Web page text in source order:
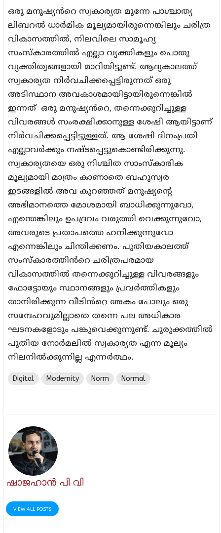
ഒരു മനുഷ്യൻറെ സ്വകാര്യത മുന്നേ പാശ്ചാത്യ
ലിബറൽ ധാർമിക മൂല്യമായിരുന്നെങ്കിലും ചരിത്ര
വികാസത്തിൽ, നിലവിലെ സാമൂഹ്യ
സംസ്കാരത്തിൽ എല്ലാ വ്യക്തികളും പൊതു
വ്യക്തിത്വങ്ങളായി മാറിയിട്ടുണ്ട്. ആദ്യകാലത്ത്
സ്വകാര്യത നിർവചിക്കപ്പെട്ടിരുന്നത് ഒരു
അടിസ്ഥാന അവകാശമായിട്ടായിരുന്നെങ്കിൽ
ഇന്നത് ഒരു മനുഷ്യൻറെ, തന്നെക്കുറിച്ചുള്ള
വിവരങ്ങൾ സംരക്ഷിക്കാനുള്ള ശേഷി ആയിട്ടാണ്
നിർവചിക്കപ്പെട്ടിട്ടുള്ളത്. ആ ശേഷി ദിനംപ്രതി
എല്ലാവർക്കും നഷ്ടപ്പെട്ടുകൊണ്ടിരിക്കുന്നു.
സ്വകാര്യതയെ ഒരു നിശ്ചിത സാംസ്കാരിക
മൂല്യമായി മാത്രം കാണാതെ ബഹുസ്വര
ഇടങ്ങളിൽ അവ കുറഞ്ഞത് മനുഷ്യന്റെ
അഭിമാനത്തെ മോശമായി ബാധിക്കുന്നുവോ,
എന്തെങ്കിലും ഉപദ്രവം വരുത്തി വെക്കുന്നുവോ,
അവരുടെ പ്രതാപത്തെ ഹനിക്കുന്നുവോ
എന്നെങ്കിലും ചിന്തിക്കണം. പുതിയകാലത്ത്
സംസ്കാരത്തിൻറെ ചരിത്രപരമായ
വികാസത്തിൽ തന്നെക്കുറിച്ചുള്ള വിവരങ്ങളും
ഫോട്ടോയും സ്ഥാനങ്ങളും പ്രവർത്തികളും
താനിരിക്കുന്ന വീടിൻറെ അകം പോലും ഒരു
സന്ദേഹവുമില്ലാതെ തന്നെ പല അധികാര
ഘടനകളോടും പങ്കുവെക്കുന്നുണ്ട്. ചുരുക്കത്തിൽ
പുതിയ നോർമലിൽ സ്വകാര്യത എന്ന മൂല്യം
നിലനിൽക്കുന്നില്ല എന്നർത്ഥം.
Digital Modernity Norm Normal
ഷാജഹാൻ പി വി
VIEW ALL POSTS